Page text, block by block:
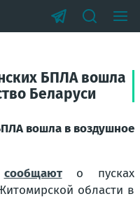
БПЛА вошла
Беларуси
вошла в воздушное
сообщаюто пусках
области в